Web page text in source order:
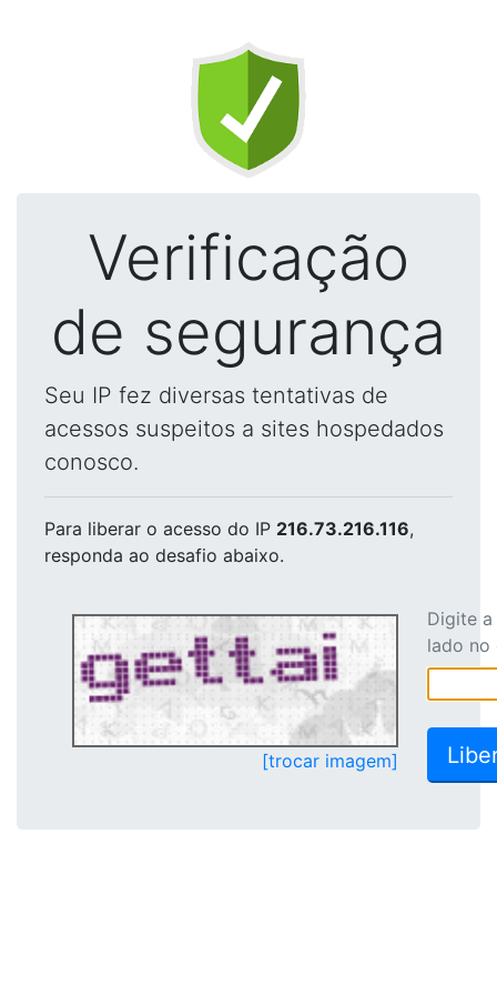
Verificação
de segurança
Seu IP fez diversas tentativas de
acessos suspeitos a sites hospedados
conosco.
Para liberar o acesso do IP 216.73.216.116,
responda ao desafio abaixo.
[trocar imagem]
Digite
lado no